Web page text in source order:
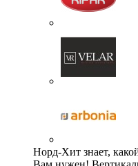
Норд-Хит знает,